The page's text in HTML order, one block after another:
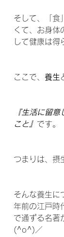
そして、「食
くて、お身体
して健康は得
ここで、 養生
『生活に留
こと』 です。
つまりは、摂
そんな養生に
年前の江戸時
で通ずる名著
(^o^)／